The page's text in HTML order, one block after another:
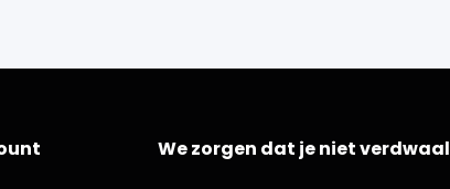
We zorgen dat je niet verdwaal